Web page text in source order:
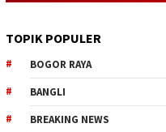
TOPIK POPULER
BOGOR RAYA
BANGLI
BREAKING NEWS